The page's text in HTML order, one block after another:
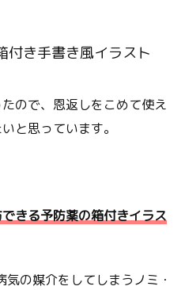
ので、恩返しをこめて使え
と思っています。
きる予防薬の箱付きイラス
の媒介をしてしまうノミ・